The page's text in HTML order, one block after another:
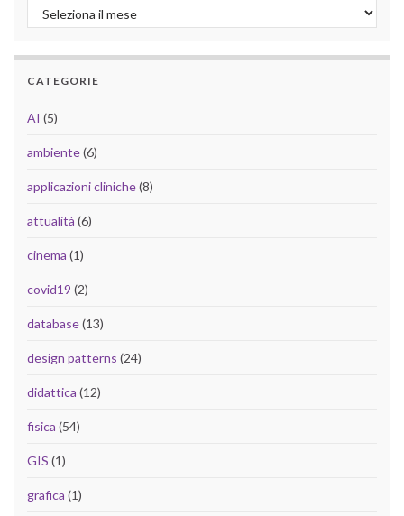
Archivio
CATEGORIE
AI (5)
ambiente(6)
applicazioni cliniche(8)
attualità (6)
cinema (1)
covid19 (2)
database(13)
design patterns (24)
didattica (12)
fisica (54)
GIS (1)
grafica (1)